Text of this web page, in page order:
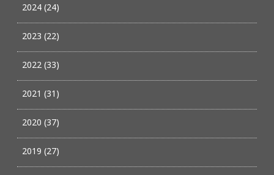
2024 (24)
2023 (22)
2022 (33)
2021 (31)
2020 (37)
2019 (27)